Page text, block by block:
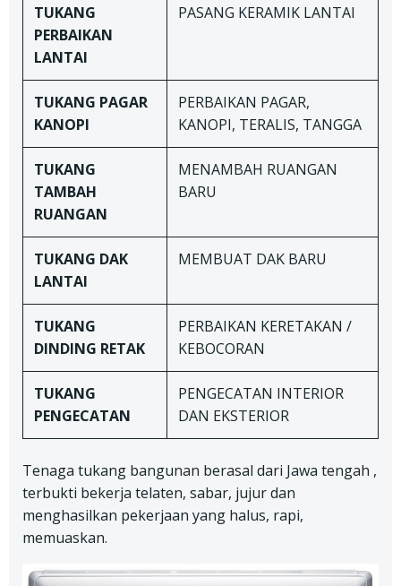
TUKANG
PERBAIKAN
LANTAI
PASANG KERAMIK LANTAI
TUKANG PAGAR
KANOPI
PERBAIKAN PAGAR,
KANOPI, TERALIS, TANGGA
TUKANG
TAMBAH
RUANGAN
MENAMBAH RUANGAN
BARU
TUKANG DAK
LANTAI
MEMBUAT DAK BARU
TUKANG
DINDING RETAK
PERBAIKAN KERETAKAN /
KEBOCORAN
TUKANG
PENGECATAN
PENGECATAN INTERIOR
DAN EKSTERIOR
Tenaga tukang bangunan berasal dari Jawa tengah ,
terbukti bekerja telaten, sabar, jujur dan
menghasilkan pekerjaan yang halus, rapi,
memuaskan.